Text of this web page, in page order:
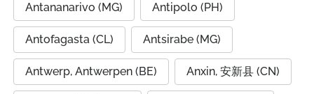
Antananarivo (MG) Antipolo (PH)
Antofagasta (CL) Antsirabe (MG)
Antwerp, Antwerpen (BE) Anxin, 安新县 (CN)